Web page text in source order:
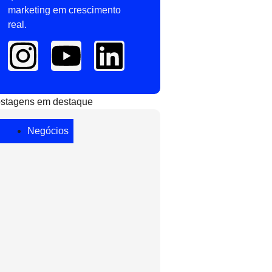
marketing em crescimento
real.
em destaque
Negócios